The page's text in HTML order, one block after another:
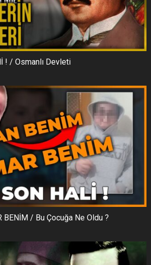
! / Osmanlı Devleti
BENİM / Bu Çocuğa Ne Oldu ?